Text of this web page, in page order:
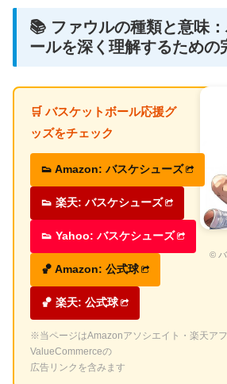
📚 ファウルの種類と意味
ールを深く理解するための
©
🛒 バスケットボール応援グ
ッズをチェック
👟 Amazon: バスケシューズ
👟 楽天: バスケシューズ
👟 Yahoo: バスケシューズ
🏀 Amazon: 公式球
🏀 楽天: 公式球
※当ページはAmazonアソシエイト・楽天アフ
ValueCommerceの
広告リンクを含みます